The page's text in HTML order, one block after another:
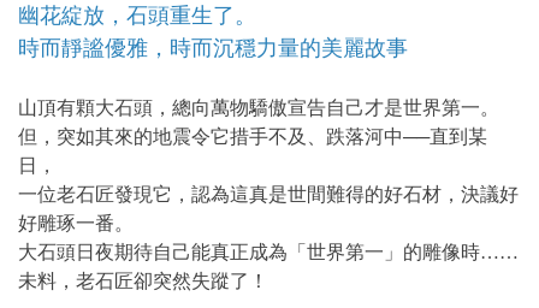
幽花綻放，石頭重生了。
時而靜謐優雅，時而沉穩力量的美麗故事
山頂有顆大石頭，總向萬物驕傲宣告自己才是世界第一。
但，突如其來的地震令它措手不及、跌落河中──直到某
日，
一位老石匠發現它，認為這真是世間難得的好石材，決議好
好雕琢一番。
大石頭日夜期待自己能真正成為「世界第一」的雕像時……
未料，老石匠卻突然失蹤了！